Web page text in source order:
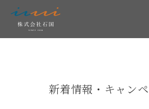
新着情報・キャン